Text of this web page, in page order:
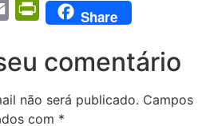
Email PrintFriendly
Share
comentário
não será publicado. Campos
com *